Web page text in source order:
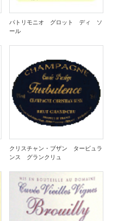
パトリモニオ グロット ディ ソ
ール
クリスチャン・ブザン タービュラ
ンス グランクリュ